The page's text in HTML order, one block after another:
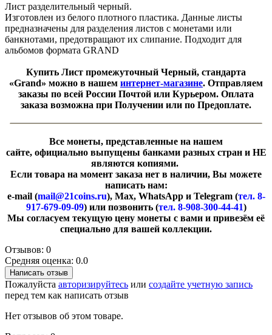
Лист разделительный черный.
Изготовлен из белого плотного пластика. Данные листы
предназначены для разделения листов с монетами или
банкнотами, предотвращают их слипание. Подходит для
альбомов формата GRAND
Купить Лист промежуточный Черный, стандарта
«Grand» можно в нашем интернет-магазине. Отправляем
заказы по всей России Почтой или Курьером. Оплата
заказа возможна при Получении или по Предоплате.
Все монеты, представленные на нашем
сайте, официально выпущены банками разных стран и НЕ
являются копиями.
Если товара на момент заказа нет в наличии, Вы можете
написать нам:
e-mail (mail@21coins.ru), Max, WhatsApp и Telegram (тел. 8-
917-679-09-09) или позвонить (тел. 8-908-300-44-41)
​Мы согласуем текущую цену монеты с вами и привезём её
специально для вашей коллекции.
Отзывов: 0
Средняя оценка: 0.0
Написать отзыв
Пожалуйста авторизируйтесь или создайте учетную запись
перед тем как написать отзыв
Нет отзывов об этом товаре.